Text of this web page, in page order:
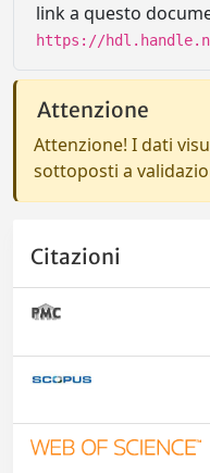
link a questo
https://
Attenzione
Attenzione! I dati
sottoposti a
Citazioni